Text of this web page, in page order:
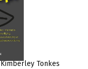
Kimberley Tonkes